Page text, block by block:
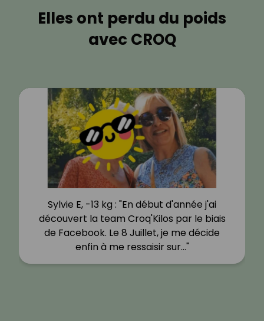
Elles ont perdu du poids
avec CROQ
Sylvie E, -13 kg : "En début d'année j'ai
découvert la team Croq'Kilos par le biais
de Facebook. Le 8 Juillet, je me décide
enfin à me ressaisir sur…"